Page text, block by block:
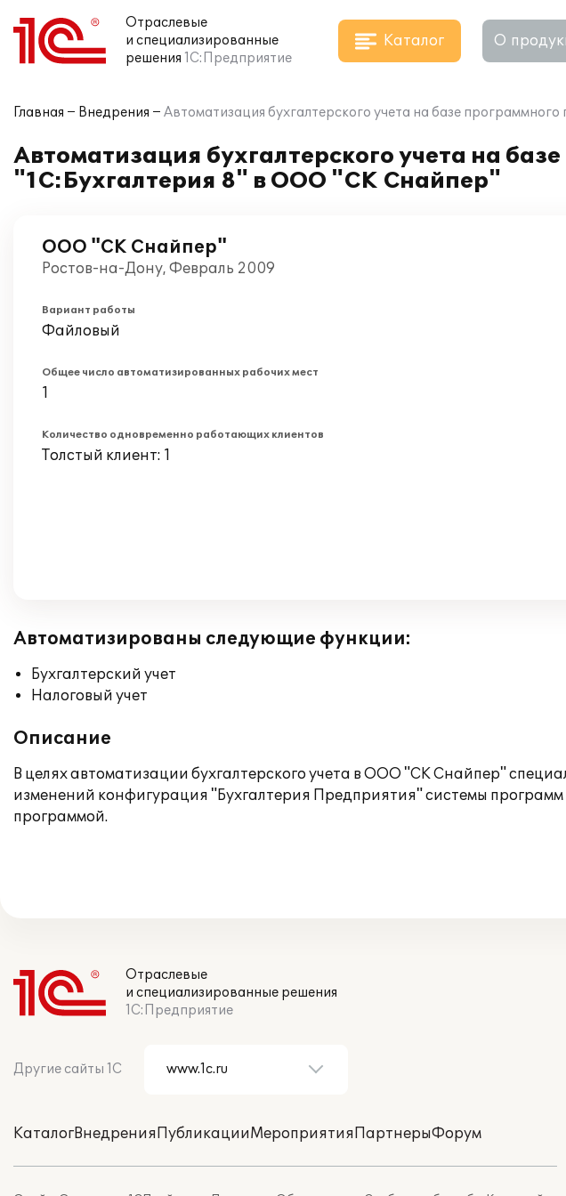
Отраслевые
и специализированные
решения 1С:Предприятие
Каталог О
Главная Внедрения Автоматизация бухгалтерского учета на базе
Автоматизация бухгалтерского учета на
"1С:Бухгалтерия 8" в ООО "СК Снайпер"
ООО "СК Снайпер"
Ростов-на-Дону, Февраль 2009
Вариант работы
Файловый
Общее число автоматизированных рабочих мест
1
Количество одновременно работающих клиентов
Толстый клиент: 1
Автоматизированы следующие функции:
Бухгалтерский учет
Налоговый учет
Описание
В целях автоматизации бухгалтерского учета в ООО "СК Снайпер"
изменений конфигурация "Бухгалтерия Предприятия" системы
программой.
Отраслевые
и специализированные решения
1С:Предприятие
Другие сайты 1С
КаталогВнедренияПубликацииМероприятияПартнерыФорум